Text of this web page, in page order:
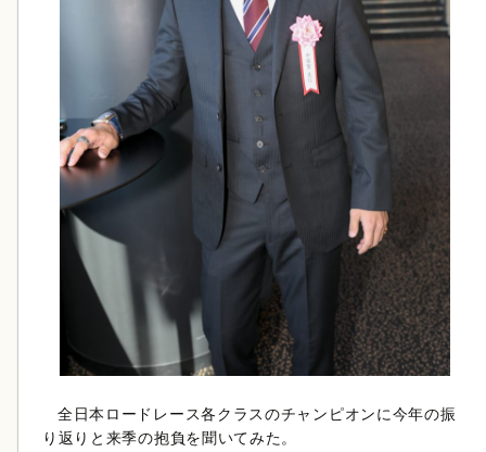
全日本ロードレース各クラスのチャンピオンに今年の振
り返りと来季の抱負を聞いてみた。